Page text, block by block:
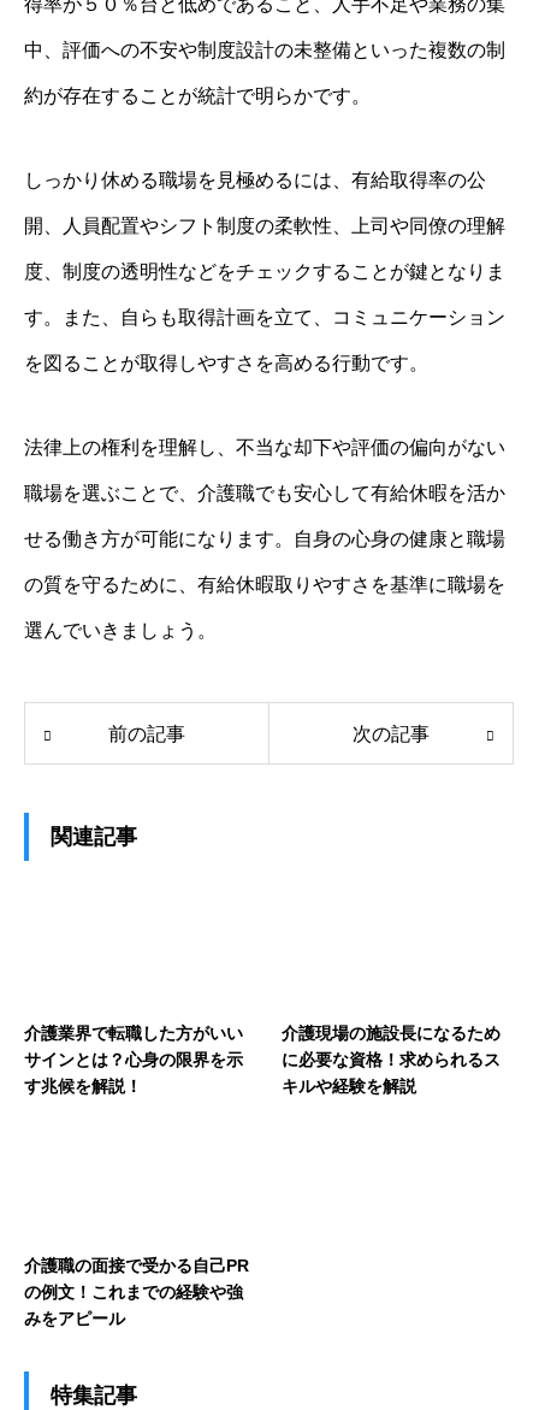
得率が５０％台と低めであること、人手不足や業務の集
中、評価への不安や制度設計の未整備といった複数の制
約が存在することが統計で明らかです。
しっかり休める職場を見極めるには、有給取得率の公
開、人員配置やシフト制度の柔軟性、上司や同僚の理解
度、制度の透明性などをチェックすることが鍵となりま
す。また、自らも取得計画を立て、コミュニケーション
を図ることが取得しやすさを高める行動です。
法律上の権利を理解し、不当な却下や評価の偏向がない
職場を選ぶことで、介護職でも安心して有給休暇を活か
せる働き方が可能になります。自身の心身の健康と職場
の質を守るために、有給休暇取りやすさを基準に職場を
選んでいきましょう。
前の記事 次の記事
関連記事
介護業界で転職した方がいい
サインとは？心身の限界を示
す兆候を解説！
介護現場の施設長になるため
に必要な資格！求められるス
キルや経験を解説
介護職の面接で受かる自己PR
の例文！これまでの経験や強
みをアピール
特集記事